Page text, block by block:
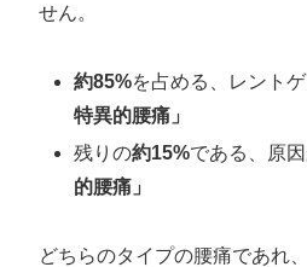
せん。
約85%を占める、レント
特異的腰痛」
残りの約15%である、原
的腰痛」
どちらのタイプの腰痛であれ